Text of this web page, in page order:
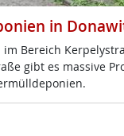
in
im Be­reich
gibt es mas­si­ve